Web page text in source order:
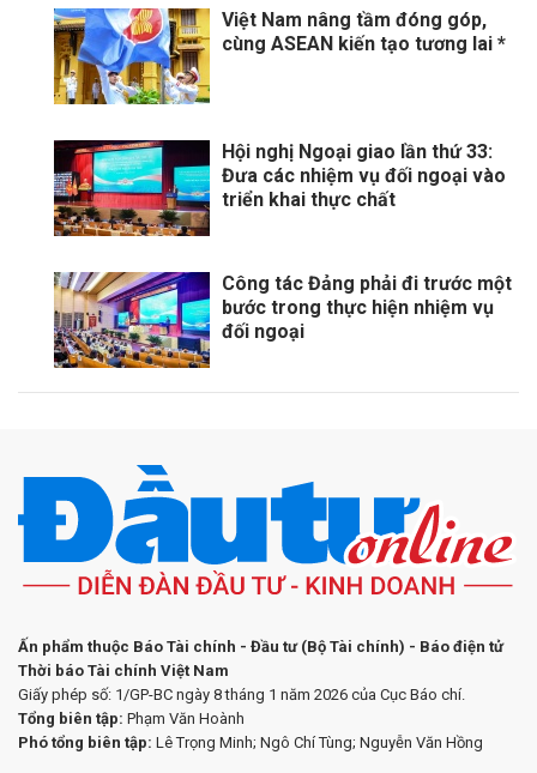
Việt Nam nâng tầm đóng góp,
cùng ASEAN kiến tạo tương lai *
Hội nghị Ngoại giao lần thứ 33:
Đưa các nhiệm vụ đối ngoại vào
triển khai thực chất
Công tác Đảng phải đi trước một
bước trong thực hiện nhiệm vụ
đối ngoại
Ấn phẩm thuộc Báo Tài chính - Đầu tư (Bộ Tài chính) - Báo điện tử
Thời báo Tài chính Việt Nam
Giấy phép số: 1/GP-BC ngày 8 tháng 1 năm 2026 của Cục Báo chí.
Tổng biên tập: Phạm Văn Hoành
Phó tổng biên tập: Lê Trọng Minh; Ngô Chí Tùng; Nguyễn Văn Hồng